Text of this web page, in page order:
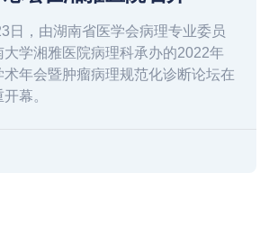
日，由湖南省医学会病理专业委员
大学湘雅医院病理科承办的2022年
年会暨肿瘤病理规范化诊断论坛在
幕。